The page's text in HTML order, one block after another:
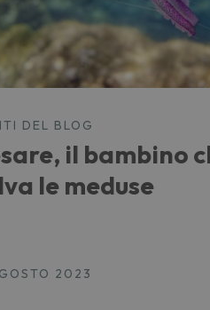
DEL BLOG
il bambino
le meduse
2023